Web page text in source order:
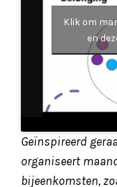
Klik om
en
Geïnspireerd
organiseert
bijeenkomsten,